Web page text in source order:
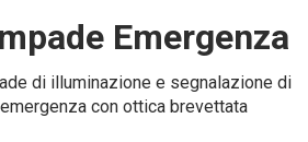
Emergenza
di illuminazione e segnalazione di
emergenza con ottica brevettata